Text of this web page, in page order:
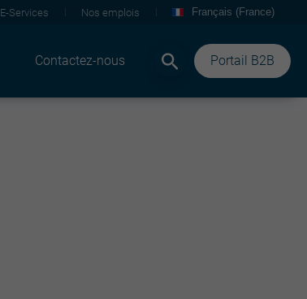
Contactez-nous Portail B2B
E-Services Nos emplois Français (France)